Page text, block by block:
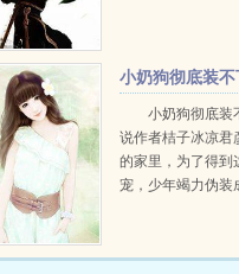
人，孩子都生了，
小奶狗彻底装不
去了小奶狗彻底装
说作者桔子冰凉君
的家里，为了得到
宠，少年竭力伪装
爹找上门，执意要